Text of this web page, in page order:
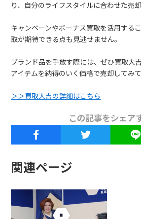
り、自分のライフスタイルに合わせた売却
キャンペーンやボーナス買取を活用する
取が期待できる点も見逃せません。
ブランド品を手放す際には、ぜひ買取大
アイテムを納得のいく価格で売却してみて
＞＞買取大吉の詳細はこちら
この記事をシェア
関連ページ